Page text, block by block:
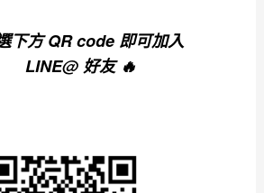
下方 QR code 即可加入
LINE@ 好友 🔥